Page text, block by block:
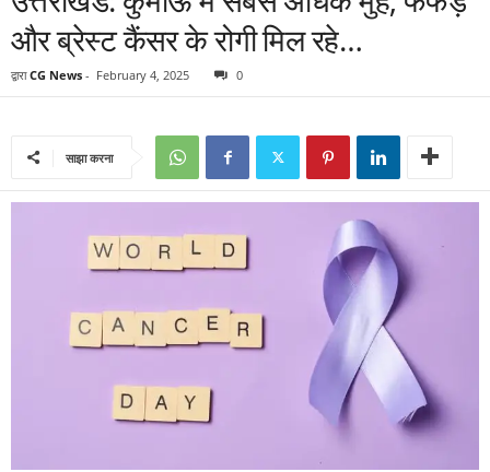
और ब्रेस्ट कैंसर के रोगी मिल रहे…
द्वारा CG News - February 4, 2025 0
साझा करना